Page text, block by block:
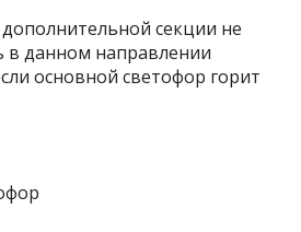
секции не
в данном направлении
основной светофор горит